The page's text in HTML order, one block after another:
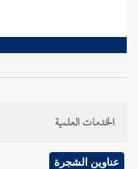
الخدمات العلمية
عناوين الشجرة